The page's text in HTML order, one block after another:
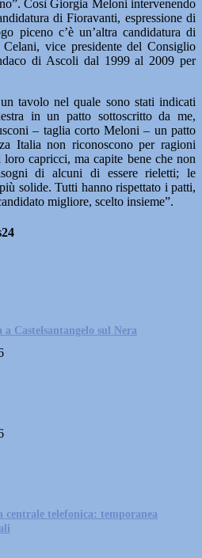
Così Giorgia Meloni intervenendo
di Fioravanti, espressione di
piceno c’è un’altra candidatura di
vice presidente del Consiglio
di Ascoli dal 1999 al 2009 per
tavolo nel quale sono stati indicati
in un patto sottoscritto da me,
– taglia corto Meloni – un patto
Italia non riconoscono per ragioni
capricci, ma capite bene che non
di alcuni di essere rieletti; le
solide. Tutti hanno rispettato i patti,
migliore, scelto insieme”.
Castelsantangelo sul Nera
centrale telefonica: temporanea